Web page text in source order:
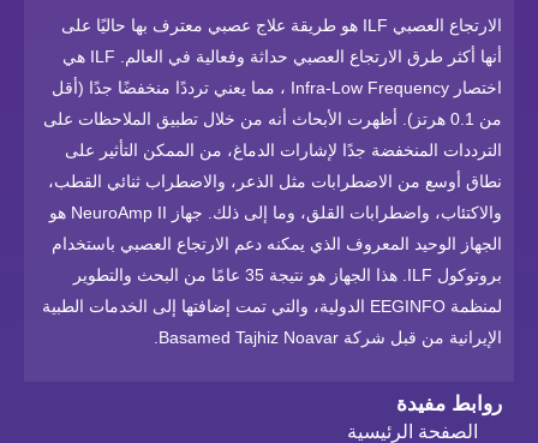
روابط مفيدة
الصفحة الرئيسية
الارتجاع العصبي ILF هو طريقة علاج عصبي معترف بها حاليًا على
أنها أكثر طرق الارتجاع العصبي حداثة وفعالية في العالم. ILF هي
اختصار Infra-Low Frequency ، مما يعني ترددًا منخفضًا جدًا (أقل
من 0.1 هرتز). أظهرت الأبحاث أنه من خلال تطبيق الملاحظات على
الترددات المنخفضة جدًا لإشارات الدماغ، من الممكن التأثير على
نطاق أوسع من الاضطرابات مثل الذعر، والاضطراب ثنائي القطب،
والاكتئاب، واضطرابات القلق، وما إلى ذلك. جهاز NeuroAmp II هو
الجهاز الوحيد المعروف الذي يمكنه دعم الارتجاع العصبي باستخدام
بروتوكول ILF. هذا الجهاز هو نتيجة 35 عامًا من البحث والتطوير
لمنظمة EEGINFO الدولية، والتي تمت إضافتها إلى الخدمات الطبية
الإيرانية من قبل شركة Basamed Tajhiz Noavar.